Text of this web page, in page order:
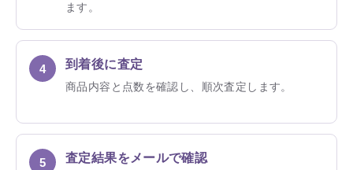
ます。
到着後に査定
商品内容と点数を確認し、順次査定します。
査定結果をメールで確認